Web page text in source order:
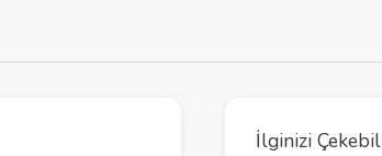
İlginizi